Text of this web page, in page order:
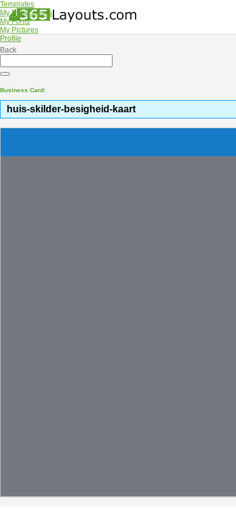
Templates
My Publications
My Fonts
My Pictures
Profile
Back
Business Card:
huis-skilder-besigheid-kaart